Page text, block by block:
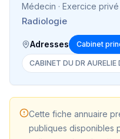
Médecin · Exercice privé
Radiologie
Adresses Cabinet
CABINET DU DR AURELIE
Cette fiche annuaire
publiques disponibles